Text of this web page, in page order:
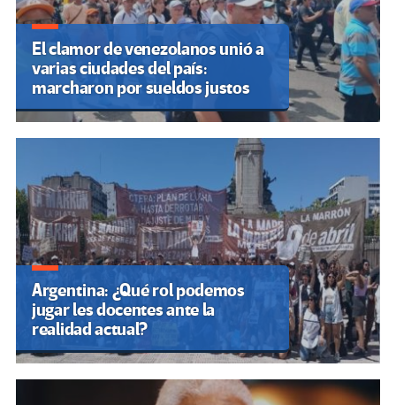
El clamor de venezolanos unió a
varias ciudades del país:
marcharon por sueldos justos
Argentina: ¿Qué rol podemos
jugar les docentes ante la
realidad actual?